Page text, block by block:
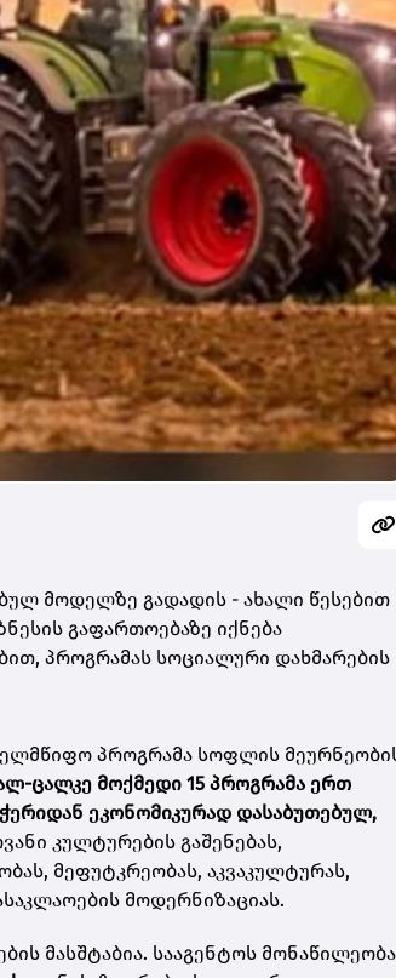
მოდელზე გადადის - ახალი წესებით
გაფართოებაზე იქნება
პროგრამას სოციალური დახმარების
პროგრამა სოფლის
ცალკე მოქმედი 15 პროგრამა ერთ
ეკონომიკურად დასაბუთებულ,
კულტურების გაშენებას,
მეფუტკრეობას, აკვაკულტურას,
მოდერნიზაციას.
მასშტაბია. სააგენტოს მონაწილეობა